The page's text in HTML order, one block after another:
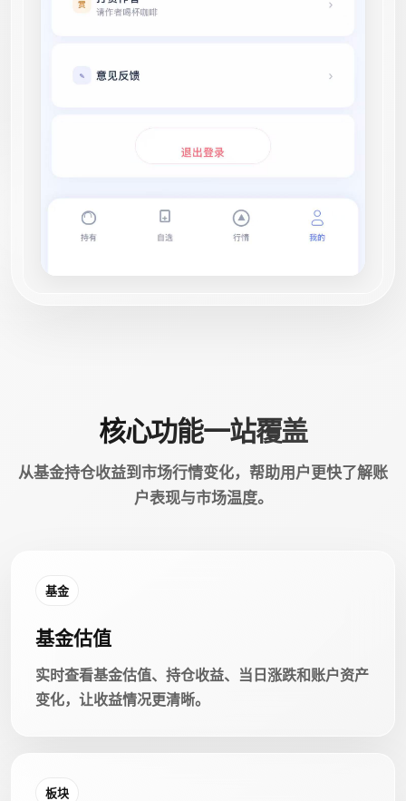
核心功能一站覆盖
从基金持仓收益到市场行情变化，帮助用户更快了解账
户表现与市场温度。
基金
基金估值
实时查看基金估值、持仓收益、当日涨跌和账户资产
变化，让收益情况更清晰。
板块